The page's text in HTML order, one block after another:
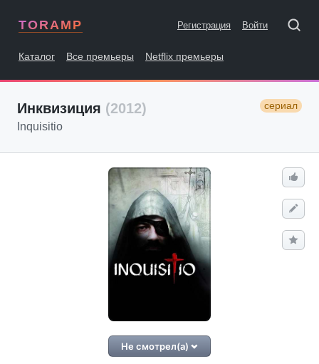
TORAMP Регистрация Войти
Каталог Все премьеры Netflix премьеры
Инквизиция (2012) сериал
Inquisitio
Не смотрел(а)